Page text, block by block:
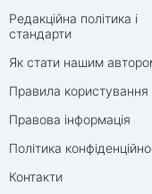
Редакційна політика і
стандарти
Як стати нашим
Правила користування
Правова інформація
Політика
Контакти